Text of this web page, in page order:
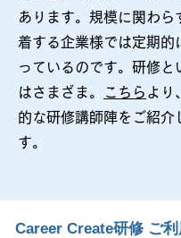
あります。規模に関わら
着する企業様では定期的
っているのです。研修と
はさまざま。
こちら より
的な研修講師陣をご紹介
す。
​Career Create研修 ご